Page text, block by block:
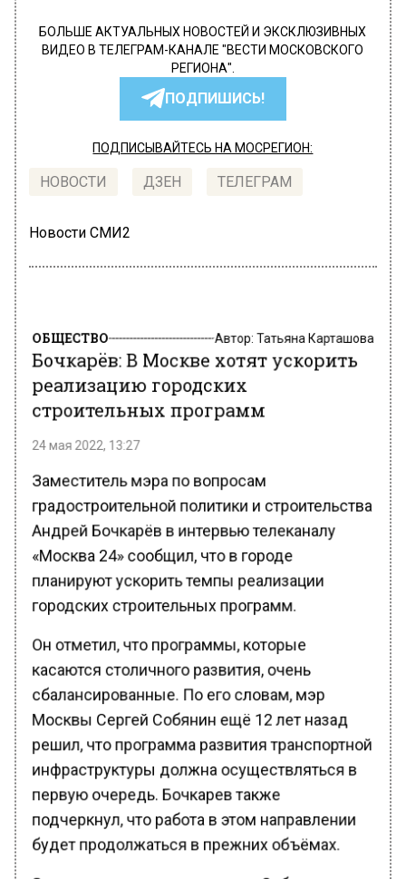
БОЛЬШЕ АКТУАЛЬНЫХ НОВОСТЕЙ И ЭКСКЛЮЗИВНЫХ
ВИДЕО В ТЕЛЕГРАМ-КАНАЛЕ "ВЕСТИ МОСКОВСКОГО
РЕГИОНА".
ПОДПИШИСЬ!
ПОДПИСЫВАЙТЕСЬ НА МОСРЕГИОН:
НОВОСТИ ДЗЕН ТЕЛЕГРАМ
Новости СМИ2
Бочкарёв: В Москве хотят ускорить
реализацию городских
строительных программ
Заместитель мэра по вопросам
градостроительной политики и строительства
Андрей Бочкарёв в интервью телеканалу
«Москва 24» сообщил, что в городе
планируют ускорить темпы реализации
городских строительных программ.
Он отметил, что программы, которые
касаются столичного развития, очень
сбалансированные. По его словам, мэр
Москвы Сергей Собянин ещё 12 лет назад
решил, что программа развития транспортной
инфраструктуры должна осуществляться в
первую очередь. Бочкарев также
подчеркнул, что работа в этом направлении
будет продолжаться в прежних объёмах.